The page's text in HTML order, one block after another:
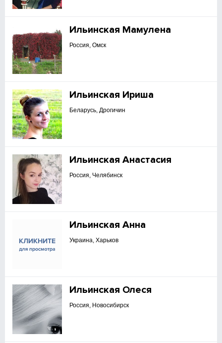
Ильинская Мамулена
Россия, Омск
Ильинская Ириша
Беларусь, Дрогичин
Ильинская Анастасия
Россия, Челябинск
Ильинская Анна
Украина, Харьков
Ильинская Олеся
Россия, Новосибирск